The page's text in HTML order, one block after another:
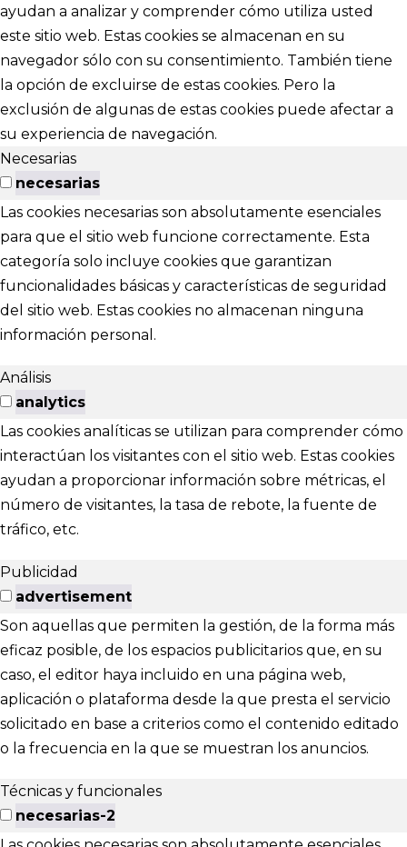
ayudan a analizar y comprender cómo utiliza usted
este sitio web. Estas cookies se almacenan en su
navegador sólo con su consentimiento. También tiene
la opción de excluirse de estas cookies. Pero la
exclusión de algunas de estas cookies puede afectar a
su experiencia de navegación.
Necesarias
necesarias
Las cookies necesarias son absolutamente esenciales
para que el sitio web funcione correctamente. Esta
categoría solo incluye cookies que garantizan
funcionalidades básicas y características de seguridad
del sitio web. Estas cookies no almacenan ninguna
información personal.
Análisis
analytics
Las cookies analíticas se utilizan para comprender cómo
interactúan los visitantes con el sitio web. Estas cookies
ayudan a proporcionar información sobre métricas, el
número de visitantes, la tasa de rebote, la fuente de
tráfico, etc.
Publicidad
advertisement
Son aquellas que permiten la gestión, de la forma más
eficaz posible, de los espacios publicitarios que, en su
caso, el editor haya incluido en una página web,
aplicación o plataforma desde la que presta el servicio
solicitado en base a criterios como el contenido editado
o la frecuencia en la que se muestran los anuncios.
Técnicas y funcionales
necesarias-2